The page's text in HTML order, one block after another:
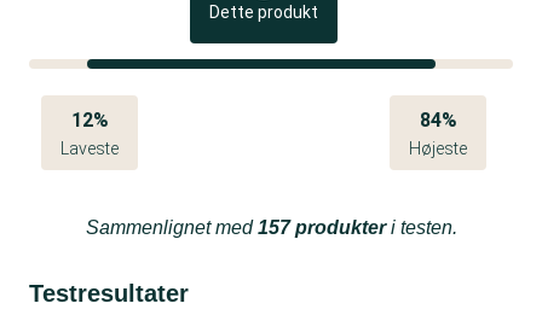
Dette produkt
12%
Laveste
84%
Højeste
Sammenlignet med157 produkteri testen.
Testresultater